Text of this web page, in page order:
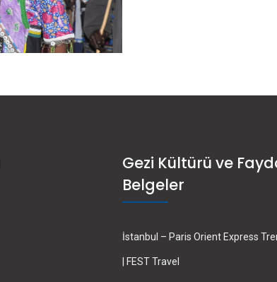
Gezi Kültürü ve
Belgeler
İstanbul – Paris Orient Express
| FEST Travel